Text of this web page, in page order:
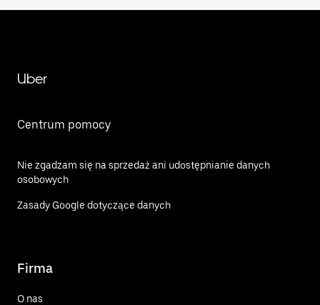
Uber
Centrum pomocy
Nie zgadzam się na sprzedaż ani udostępnianie danych
osobowych
Zasady Google dotyczące danych
Firma
O nas